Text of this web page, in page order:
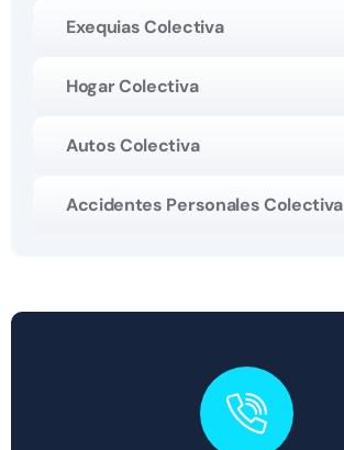
Exequias Colectiva
Hogar Colectiva
Autos Colectiva
Accidentes Personales Colectiva